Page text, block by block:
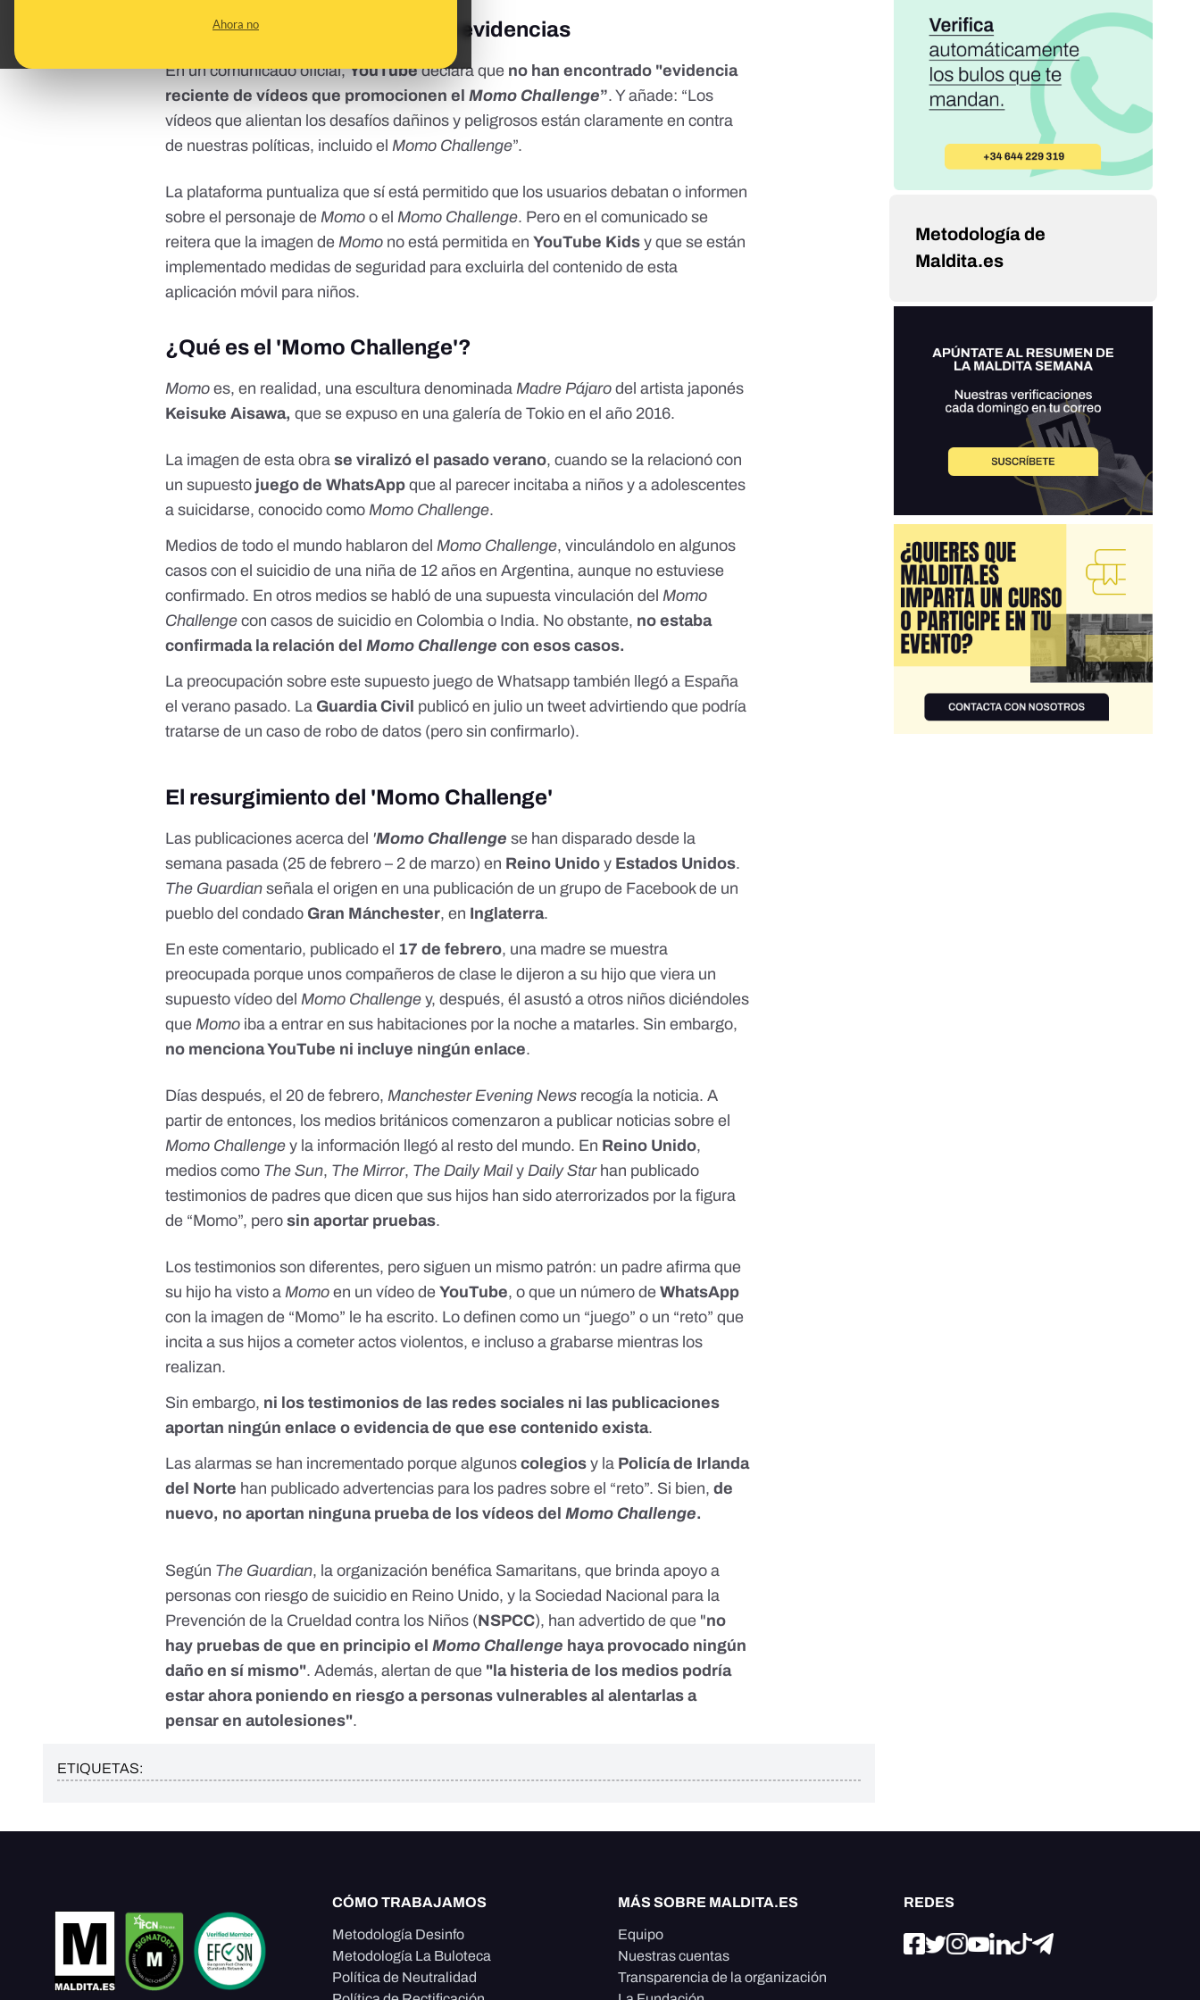
Ahora no
YouTube asegura que no hay evidencias
En uncomunicado oficial,YouTubedeclara que no han encontrado "evidencia
reciente de vídeos que promocionen elMomo Challenge”. Y añade: “Los
vídeos que alientan los desafíos dañinos y peligrosos están claramente en contra
de nuestras políticas, incluido elMomo Challenge”.
La plataforma puntualiza que sí está permitido que los usuarios debatan o informen
sobre el personaje deMomoo el Momo Challenge. Pero en el comunicado se
reitera que la imagen deMomo no está permitida enYouTube Kids y que se están
implementado medidas de seguridad para excluirla del contenido de esta
aplicación móvil para niños.
¿Qué es el 'Momo Challenge'?
Momoes, en realidad, una escultura denominadaMadre Pájaro del artista japonés
Keisuke Aisawa,que se expuso en una galería de Tokio en el año 2016.
La imagen de esta obrase viralizó el pasado verano, cuando se la relacionó con
un supuesto juego de WhatsApp que al parecer incitaba a niños y a adolescentes
a suicidarse, conocido comoMomo Challenge.
Medios de todo el mundo hablaron delMomo Challenge, vinculándolo en algunos
casos con el suicidio de una niña de 12 años en Argentina, aunque no estuviese
confirmado. En otros medios se habló de una supuesta vinculación delMomo
Challenge con casos de suicidio en Colombia o India. No obstante, no estaba
confirmada la relación delMomo Challenge con esos casos.
La preocupación sobre este supuesto juego de Whatsapp también llegó a España
el verano pasado. La Guardia Civil publicó en julio untweet advirtiendo que podría
tratarse de un caso de robo de datos (pero sin confirmarlo).
El resurgimiento del 'Momo Challenge'
Las publicaciones acerca del 'Momo Challenge se han disparado desde la
semana pasada (25 de febrero – 2 de marzo) en Reino Unido y Estados Unidos.
The Guardian señala el origen en una publicación de un grupo de Facebook de un
pueblo del condado Gran Mánchester, en Inglaterra.
En este comentario, publicado el 17 de febrero, una madre se muestra
preocupada porque unos compañeros de clase le dijeron a su hijo que viera un
supuesto vídeo delMomo Challenge y, después, él asustó a otros niños diciéndoles
queMomo iba a entrar en sus habitaciones por la noche a matarles. Sin embargo,
no menciona YouTube ni incluye ningún enlace.
Días después, el 20 de febrero,Manchester Evening News recogía la noticia. A
partir de entonces, los medios británicos comenzaron a publicar noticias sobre el
Momo Challenge y la información llegó al resto del mundo. En Reino Unido,
medios como The Sun, The Mirror, The Daily MailyDaily Starhan publicado
testimonios de padres que dicen que sus hijos han sido aterrorizados por la figura
de “Momo”, perosin aportar pruebas.
Los testimonios son diferentes, pero siguen un mismo patrón: un padre afirma que
su hijo ha visto aMomoen un vídeo deYouTube, o que un número deWhatsApp
con la imagen de “Momo” le ha escrito. Lo definen como un “juego” o un “reto” que
incita a sus hijos a cometer actos violentos, e incluso a grabarse mientras los
realizan.
Sin embargo, ni los testimonios de las redes sociales ni las publicaciones
aportan ningún enlace o evidencia de que ese contenido exista.
Las alarmas se han incrementado porque algunoscolegios y la Policía de Irlanda
del Norte han publicado advertencias para los padres sobre el “reto”. Si bien,de
nuevo, no aportan ninguna prueba de los vídeos delMomo Challenge.
Según The Guardian, la organización benéfica Samaritans, que brinda apoyo a
personas con riesgo de suicidio en Reino Unido, y la Sociedad Nacional para la
Prevención de la Crueldad contra los Niños (NSPCC), han advertido de que "no
hay pruebas de que en principio elMomo Challenge haya provocado ningún
daño en sí mismo". Además, alertan de que "la histeria de los medios podría
estar ahora poniendo en riesgo a personas vulnerables al alentarlas a
pensar en autolesiones".
ETIQUETAS:
Metodología de
Maldita.es
CÓMO TRABAJAMOS
Metodología Desinfo
Metodología La Buloteca
Política de Neutralidad
MÁS SOBRE MALDITA.ES
Equipo
Nuestras cuentas
Transparencia de la organización
REDES